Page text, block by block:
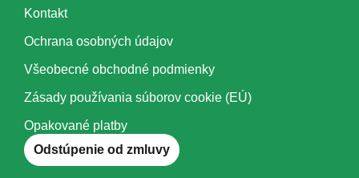
Kontakt
Ochrana osobných údajov
Všeobecné obchodné podmienky
Zásady používania súborov cookie (EÚ)
Opakované platby
Odstúpenie od zmluvy